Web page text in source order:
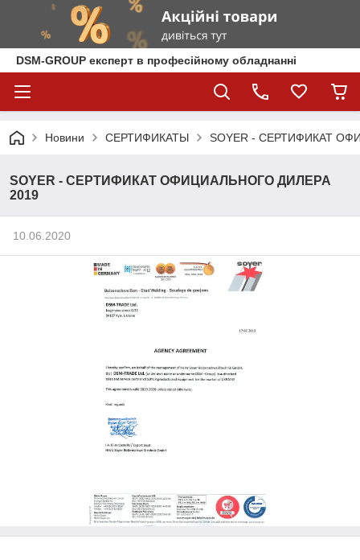
DSM-GROUP експерт в професійному обладнанні
Новини СЕРТИФИКАТЫ SOYER - СЕРТИФИКАТ
SOYER - СЕРТИФИКАТ ОФИЦИАЛЬНОГО ДИЛЕРА
2019
10.06.2020